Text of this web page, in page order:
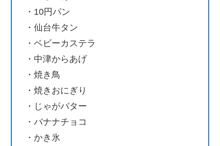
・10円パン
・仙台牛タン
・ベビーカステラ
・中津からあげ
・焼き鳥
・焼きおにぎり
・じゃがバター
・バナナチョコ
・かき氷